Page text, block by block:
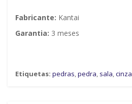
Fabricante: Kantai
Garantia: 3 meses
Etiquetas: pedras,pedra, sala,cinza